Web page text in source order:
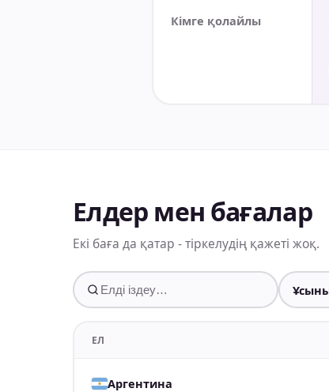
Кімге қолайлы
Елдер мен бағалар
Екі баға да қатар - тіркелудің қажеті жоқ.
ЕЛ
Аргентина